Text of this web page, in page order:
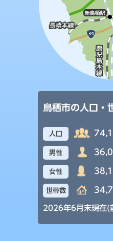
鳥栖市の人口・
人口
男性
女性
世帯数
2026年6月末現在(